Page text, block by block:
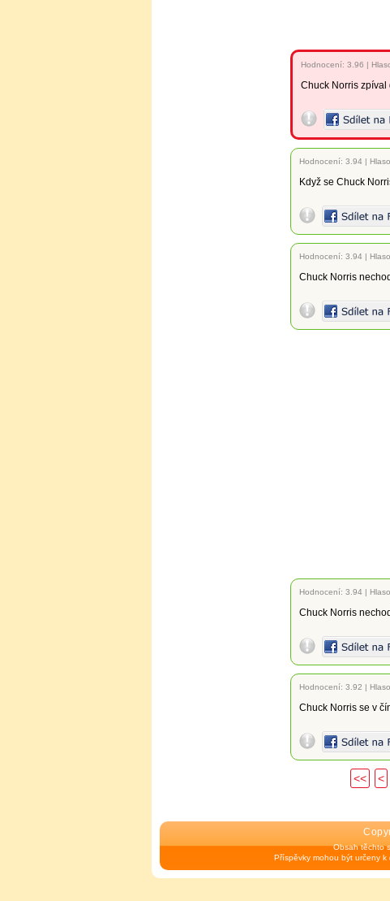
Hodnocení: 3.96 |
Chuck Norris zpíval
Hodnocení: 3.94 |
Když se Chuck
Hodnocení: 3.94 |
Chuck Norris
Hodnocení: 3.94 |
Chuck Norris
Hodnocení: 3.92 |
Chuck Norris se v
<< <
Obsah těchto
Příspěvky mohou být určeny